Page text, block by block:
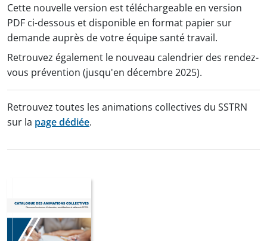
Cette nouvelle version est téléchargeable en version
PDF ci-dessous et disponible en format papier sur
demande auprès de votre équipe santé travail.
Retrouvez également le nouveau calendrier des rendez-
vous prévention (jusqu'en décembre 2025).
Retrouvez toutes les animations collectives du SSTRN
sur la page dédiée.